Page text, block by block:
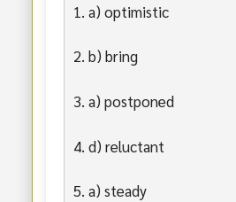
1. a) optimistic
2. b) bring
3. a) postponed
4. d) reluctant
5. a) steady